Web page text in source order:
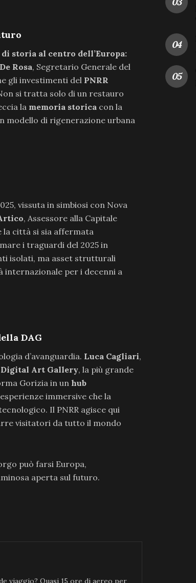
storia al centro dell’Europa:
Rosa, Segretario Generale del
gli investimenti del PNRR
si tratta solo di un restauro
la memoria storica con la
modello di rigenerazione urbana
vissuta in simbiosi con Nova
, Assessore alla Capitale
la città si sia affermata
i traguardi del 2025 in
isolati, ma asset strutturali
internazionale per i decenni a
DAG
d’avanguardia. Luca Cagliari,
Digital Art Gallery, la più grande
Gorizia in un hub
immersive che la
Il PNRR agisce qui
visitatori da tutto il mondo
può farsi Europa,
aperta sul futuro.
viaggio? Quasi 15 ore di aereo per